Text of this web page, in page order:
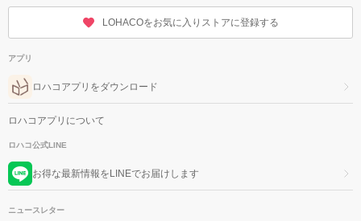
LOHACOをお気に入りストアに登録する
アプリ
ロハコアプリをダウンロード
ロハコアプリについて
ロハコ公式LINE
お得な最新情報をLINEでお届けします
ニュースレター